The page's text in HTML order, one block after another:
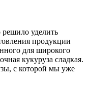
решило уделить
продукции
для широкого
кукуруза сладкая.
с которой мы уже